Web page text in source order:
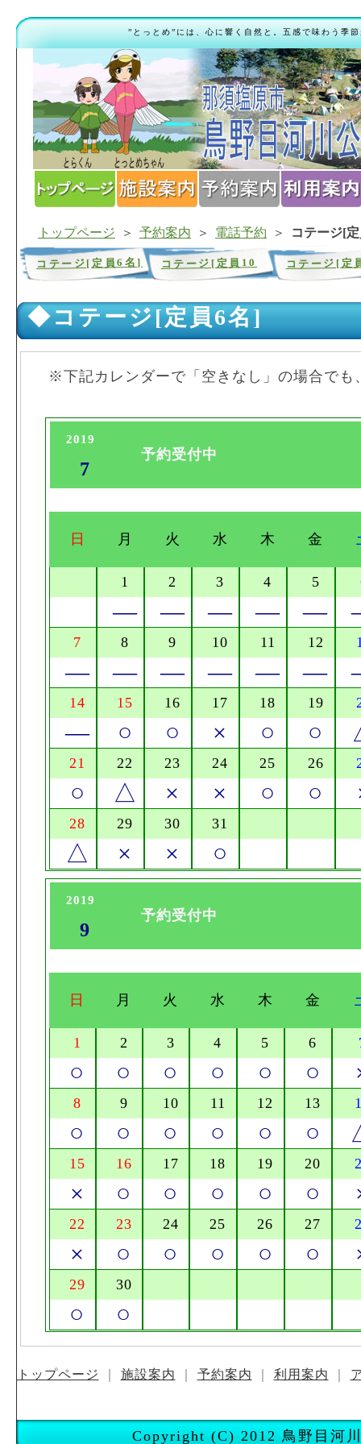
”とっとめ”には、心に響く自然と。五感で味わう季
トップページ ＞ 予約案内 ＞ 電話予約 ＞ コテージ[
コテージ[定員6名] コテージ[定員10
名]
コテージ[定
名]
◆コテージ[定員6名]
※下記カレンダーで「空きなし」の場合で
2019
7
予約受付中
日 月 火 水 木 金
1
―
2
―
3
―
4
―
5
―
7
―
8
―
9
―
10
―
11
―
12
―
14
―
15
○
16
○
17
×
18
○
19
○
21
○
22
△
23
×
24
×
25
○
26
○
28
△
29
×
30
×
31
○
2019
9
予約受付中
日 月 火 水 木 金
1
○
2
○
3
○
4
○
5
○
6
○
8
○
9
○
10
○
11
○
12
○
13
○
15
×
16
○
17
○
18
○
19
○
20
○
22
×
23
○
24
○
25
○
26
○
27
○
29
○
30
○
トップページ 施設案内 予約案内 利用案内
Copyright (C) 2012 鳥野目河